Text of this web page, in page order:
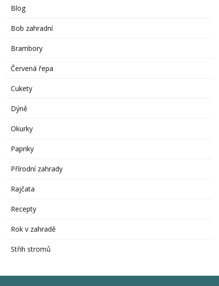
Blog
Bob zahradní
Brambory
Červená řepa
Cukety
Dýně
Okurky
Papriky
Přírodní zahrady
Rajčata
Recepty
Rok v zahradě
Střih stromů